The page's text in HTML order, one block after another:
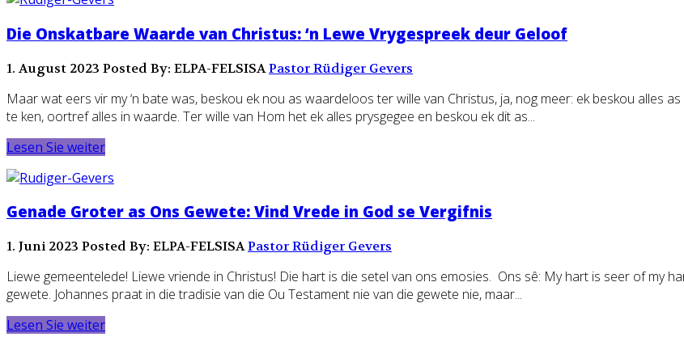
Die Onskatbare Waarde van Christus: ‘n Lewe Vrygespreek deur Geloof
1. August 2023 Posted By: ELPA-FELSISAPastor Rüdiger Gevers
Maar wat eers vir my ‘n bate was, beskou ek nou as waardeloos ter wille van Christus, ja, nog meer: ek beskou alles
te ken, oortref alles in waarde. Ter wille van Hom het ek alles prysgegee en beskou ek dit as...
Lesen Sie weiter
Genade Groter as Ons Gewete: Vind Vrede in God se Vergifnis
1. Juni 2023 Posted By: ELPA-FELSISAPastor Rüdiger Gevers
Liewe gemeentelede! Liewe vriende in Christus! Die hart is die setel van ons emosies. Ons sê: My hart is seer of my
gewete. Johannes praat in die tradisie van die Ou Testament nie van die gewete nie, maar...
Lesen Sie weiter